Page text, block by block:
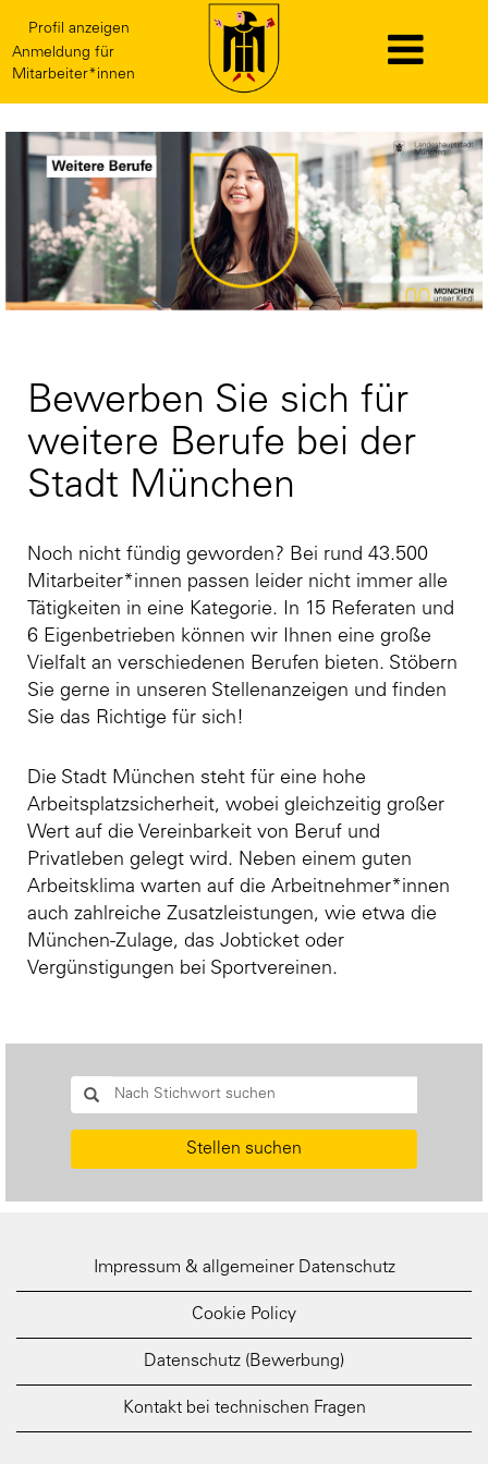
Profil anzeigen
Anmeldung für
Mitarbeiter*innen
Berufe
Bewerben Sie sich für
weitere Berufe bei der
Stadt München
Noch nicht fündig geworden? Bei rund 43.500
Mitarbeiter*innen passen leider nicht immer alle
Tätigkeiten in eine Kategorie. In 15 Referaten und
6 Eigenbetrieben können wir Ihnen eine große
Vielfalt an verschiedenen Berufen bieten. Stöbern
Sie gerne in unseren Stellenanzeigen und finden
Sie das Richtige für sich!
Die Stadt München steht für eine hohe
Arbeitsplatzsicherheit, wobei gleichzeitig großer
Wert auf die Vereinbarkeit von Beruf und
Privatleben gelegt wird. Neben einem guten
Arbeitsklima warten auf die Arbeitnehmer*innen
auch zahlreiche Zusatzleistungen, wie etwa die
München-Zulage, das Jobticket oder
Vergünstigungen bei Sportvereinen.
Stellen suchen
Impressum & allgemeiner Datenschutz
Cookie Policy
Datenschutz (Bewerbung)
Kontakt bei technischen Fragen